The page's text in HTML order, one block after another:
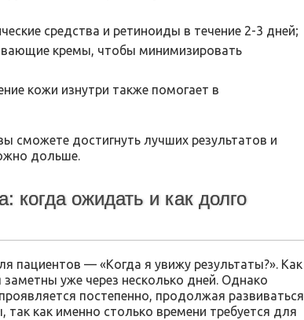
средства и ретиноиды в течение 2-3 дней;
кремы, чтобы минимизировать
кожи изнутри также помогает в
сможете достигнуть лучших результатов и
дольше.
когда ожидать и как долго
пациентов — «Когда я увижу результаты?». Как
уже через несколько дней. Однако
постепенно, продолжая развиваться
так как именно столько времени требуется для